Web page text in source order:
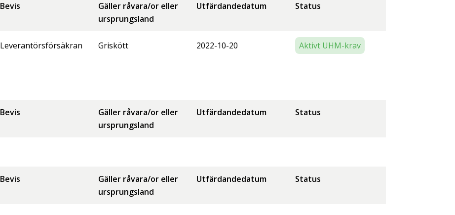
Bevis
Gäller råvara/or eller
ursprungsland
Utfärdandedatum Status
Leverantörsförsäkran Griskött 2022-10-20 Aktivt UHM-krav
Bevis
Gäller råvara/or eller
ursprungsland
Utfärdandedatum Status
Bevis
Gäller råvara/or eller
ursprungsland
Utfärdandedatum Status